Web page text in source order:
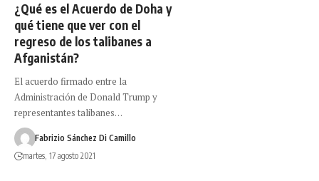
¿Qué es el Acuerdo de Doha y
qué tiene que ver con el
regreso de los talibanes a
Afganistán?
El acuerdo firmado entre la
Administración de Donald Trump y
representantes talibanes…
Fabrizio Sánchez Di Camillo
martes, 17 agosto 2021